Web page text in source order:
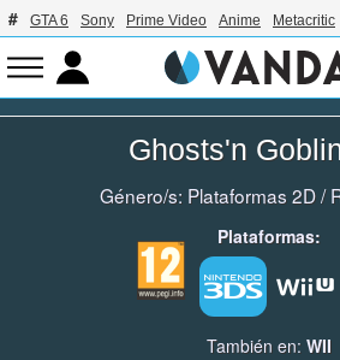
GTA 6 Sony Prime Video Anime Metacritic
Ghosts'n
Género/s: Plataformas 2D/
Plataformas:
También en: WII